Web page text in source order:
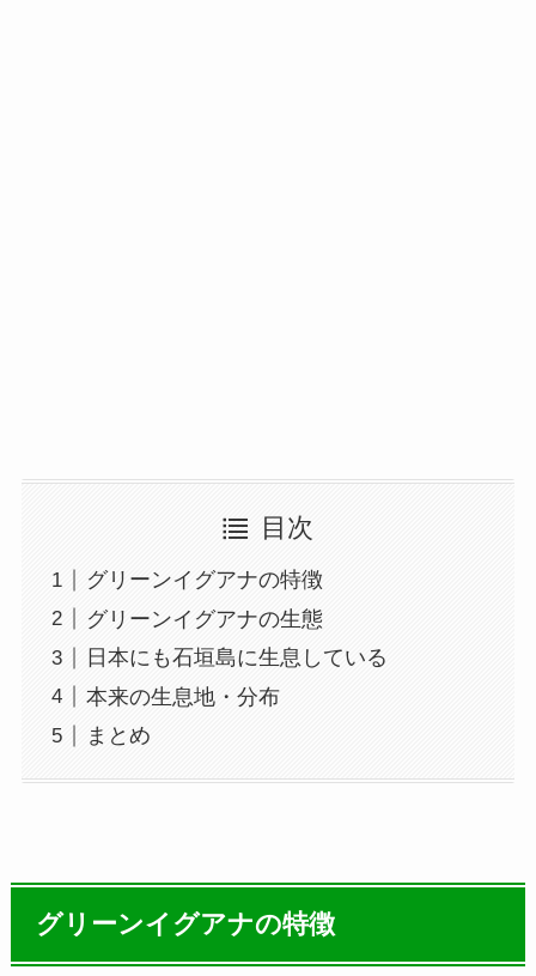
目次
グリーンイグアナの特徴
グリーンイグアナの生態
日本にも石垣島に生息している
本来の生息地・分布
まとめ
グリーンイグアナの特徴